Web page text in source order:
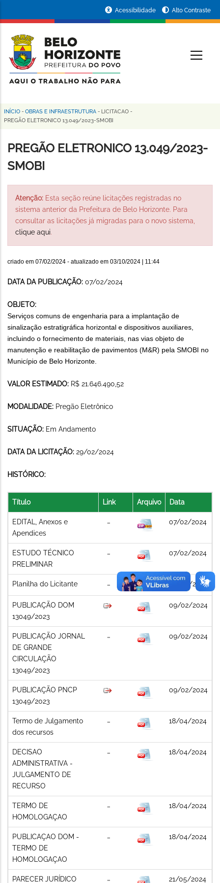
conteúdo
principal
da
Prefeitura
de
Horizonte
Acessibilidade Alto Contraste
Trilha
navegação
INÍCIO - OBRAS E INFRAESTRUTURA - LICITACAO -
PREGÃO ELETRONICO 13.049/2023-SMOBI
PREGÃO ELETRONICO 13.049/2023-
SMOBI
Atenção: Esta seção reúne licitações registradas no
sistema anterior da Prefeitura de Belo Horizonte. Para
consultar as licitações já migradas para o novo sistema,
clique aqui.
criado em 07/02/2024 - atualizado em 03/10/2024 | 11:44
DATA DA PUBLICAÇÃO: 07/02/2024
OBJETO:
Serviços comuns de engenharia para a implantação de
sinalização estratigráfica horizontal e dispositivos auxiliares,
incluindo o fornecimento de materiais, nas vias objeto de
manutenção e reabilitação de pavimentos (M&R) pela SMOBI no
Município de Belo Horizonte.
VALOR ESTIMADO: R$ 21.646.490,52
MODALIDADE: Pregão Eletrônico
SITUAÇÃO: Em Andamento
DATA DA LICITAÇÃO: 29/02/2024
HISTÓRICO:
Título Link Arquivo Data
EDITAL, Anexos e
Apendices
07/02/2024
ESTUDO TÉCNICO
PRELIMINAR
07/02/2024
Planilha do Licitante 08/02/2024
PUBLICAÇÃO DOM
13049/2023
09/02/2024
PUBLICAÇÃO JORNAL
DE GRANDE
CIRCULAÇÃO
13049/2023
09/02/2024
PUBLICAÇÃO PNCP
13049/2023
09/02/2024
Termo de Julgamento
dos recursos
18/04/2024
DECISAO
ADMINISTRATIVA -
JULGAMENTO DE
RECURSO
18/04/2024
TERMO DE
HOMOLOGAÇAO
18/04/2024
PUBLICAÇAO DOM -
TERMO DE
HOMOLOGAÇAO
18/04/2024
PARECER JURÍDICO 21/05/2024